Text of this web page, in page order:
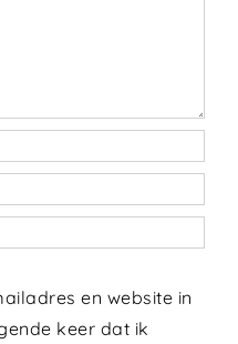
en website in
keer dat ik